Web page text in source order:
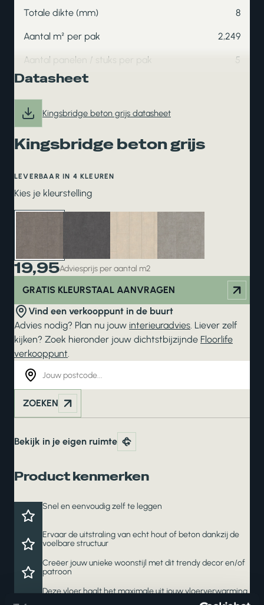
Totale dikte (mm) 8
Aantal m² per pak 2,249
Aantal panelen / stuks per pak 5
Datasheet
Kingsbridge beton grijs datasheet
Kingsbridge beton grijs
LEVERBAAR IN 4 KLEUREN
Kies je kleurstelling
19,95Adviesprijs per aantal m2
GRATIS KLEURSTAAL AANVRAGEN
Vind een verkooppunt in de buurt
Advies nodig? Plan nu jouw interieuradvies. Liever zelf
kijken? Zoek hieronder jouw dichtstbijzijnde Floorlife
verkooppunt.
ZOEKEN
Bekijk in je eigen ruimte
Product kenmerken
Snel en eenvoudig zelf te leggen
Ervaar de uitstraling van echt hout of beton dankzij de
voelbare structuur
Creëer jouw unieke woonstijl met dit trendy decor en/of
patroon
Deze vloer haalt het maximale uit jouw vloerverwarming